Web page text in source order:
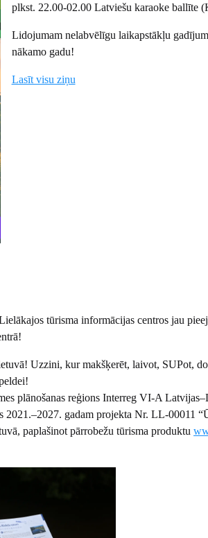
plkst. 22.00-02.00 Latviešu karaoke ballīte
Lidojumam nelabvēlīgu laikapstākļu
nākamo gadu!
Lasīt visu ziņu
tūrisma informācijas centros jau
Uzzini, kur makšķerēt, laivot, SUPot,
plānošanas reģions Interreg VI-A
2021.–2027. gadam projekta Nr. LL-00011
paplašinot pārrobežu tūrisma produktu